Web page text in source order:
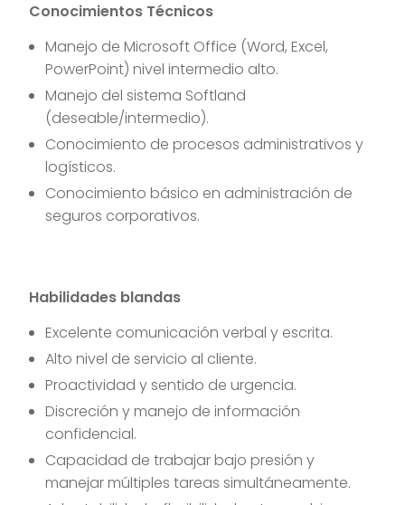
Conocimientos Técnicos
Manejo de Microsoft Office (Word, Excel,
PowerPoint) nivel intermedio alto.
Manejo del sistema Softland
(deseable/intermedio).
Conocimiento de procesos administrativos y
logísticos.
Conocimiento básico en administración de
seguros corporativos.
Habilidades blandas
Excelente comunicación verbal y escrita.
Alto nivel de servicio al cliente.
Proactividad y sentido de urgencia.
Discreción y manejo de información
confidencial.
Capacidad de trabajar bajo presión y
manejar múltiples tareas simultáneamente.